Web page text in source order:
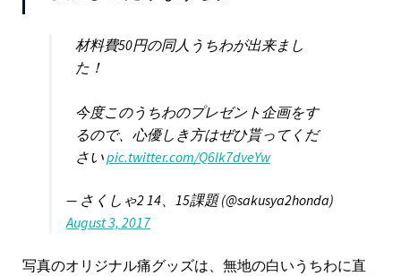
材料費50円の同人うちわが出来まし
た！
今度このうちわのプレゼント企画をす
るので、心優しき方はぜひ貰ってくだ
さいpic.twitter.com/Q6lk7dveYw
— さくしゃ2 14、15課題 (@sakusya2honda)
August 3, 2017
写真のオリジナル痛グッズは、無地の白いうちわに直